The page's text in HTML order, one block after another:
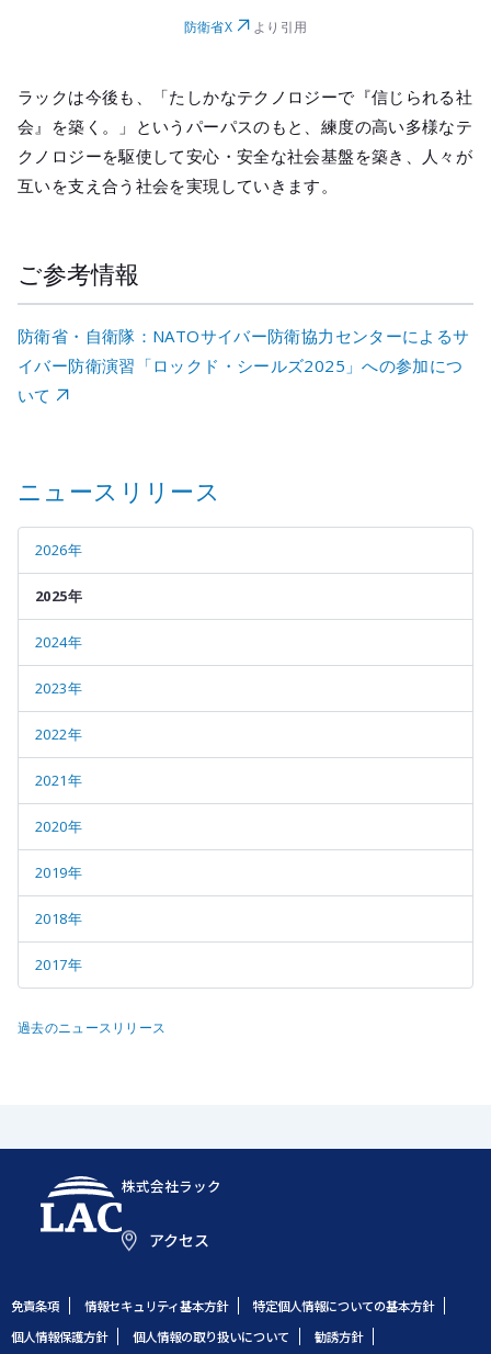
防衛省X より引用
ラックは今後も、「たしかなテクノロジーで『信じられる社
会』を築く。」というパーパスのもと、練度の高い多様なテ
クノロジーを駆使して安心・安全な社会基盤を築き、人々が
互いを支え合う社会を実現していきます。
ご参考情報
防衛省・自衛隊：NATOサイバー防衛協力センターによるサ
イバー防衛演習「ロックド・シールズ2025」への参加につ
いて
ニュースリリース
2026年
2025年
2024年
2023年
2022年
2021年
2020年
2019年
2018年
2017年
過去のニュースリリース
株式会社ラック
アクセス
免責条項 情報セキュリティ基本方針
特定個人情報についての基本方針
個人情報保護方針
個人情報の取り扱いについて 勧誘方針